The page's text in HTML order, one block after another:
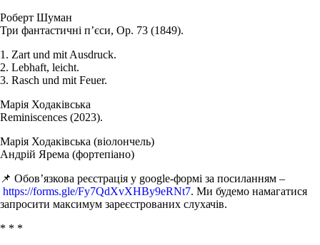
Роберт Шуман
Три фантастичні п’єси, Op. 73 (1849).
1. Zart und mit Ausdruck.
2. Lebhaft, leicht.
3. Rasch und mit Feuer.
Марія Ходаківська
Reminiscences (2023).
Марія Ходаківська (віолончель)
Андрій Ярема (фортепіано)
📌 Обов’язкова реєстрація у google-формі за посиланням –
https://forms.gle/Fy7QdXvXHBy9eRNt7. Ми будемо намагатися
запросити максимум зареєстрованих слухачів.
* * *